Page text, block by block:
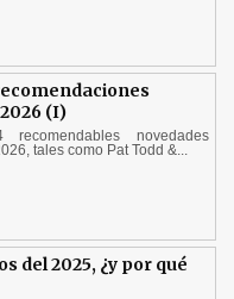
(I)
novedades
tales como Pat Todd &...
del 2025, ¿y por qué